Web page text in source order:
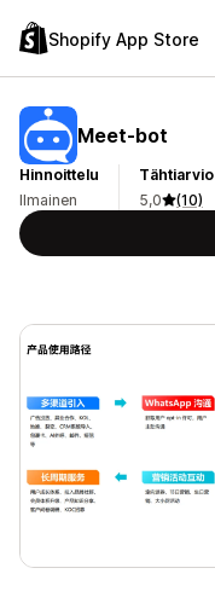
Shopify App Store
Meet‑bot
Hinnoittelu
Ilmainen
Tähtiarvio
5,0
(10)